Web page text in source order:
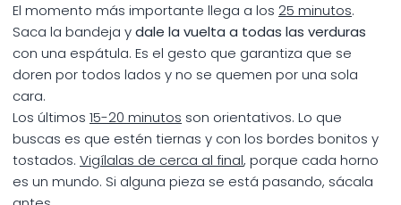
El momento más importante llega a los 25 minutos.
Saca la bandeja ydale la vuelta a todas las verduras
con una espátula. Es el gesto que garantiza que se
doren por todos lados y no se quemen por una sola
cara.
Los últimos 15-20 minutos son orientativos. Lo que
buscas es que estén tiernas y con los bordes bonitos y
tostados. Vigílalas de cerca al final, porque cada horno
es un mundo. Si alguna pieza se está pasando, sácala